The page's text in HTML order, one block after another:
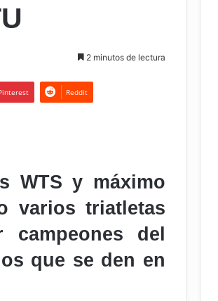
2 minutos de lectura
Reddit
WTS y máximo
varios triatletas
del
que se den en